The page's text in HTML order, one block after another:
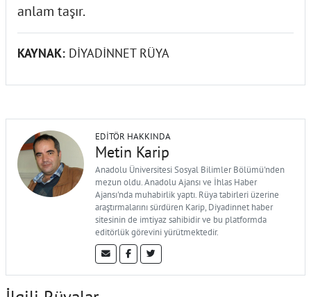
anlam taşır.
KAYNAK: DİYADİNNET RÜYA
EDITÖR HAKKINDA
Metin Karip
Anadolu Üniversitesi Sosyal Bilimler Bölümü'nden
mezun oldu. Anadolu Ajansı ve İhlas Haber
Ajansı'nda muhabirlik yaptı. Rüya tabirleri üzerine
araştırmalarını sürdüren Karip, Diyadinnet haber
sitesinin de imtiyaz sahibidir ve bu platformda
editörlük görevini yürütmektedir.